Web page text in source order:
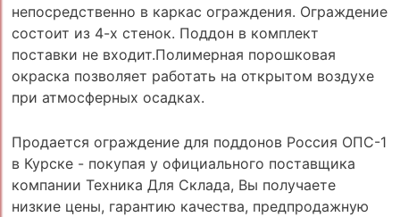
непосредственно в каркас ограждения. Ограждение
состоит из 4-х стенок. Поддон в комплект
поставки не входит.Полимерная порошковая
окраска позволяет работать на открытом воздухе
при атмосферных осадках.
Продается ограждение для поддонов Россия ОПС-1
в Курске - покупая у официального поставщика
компании Техника Для Склада, Вы получаете
низкие цены, гарантию качества, предпродажную